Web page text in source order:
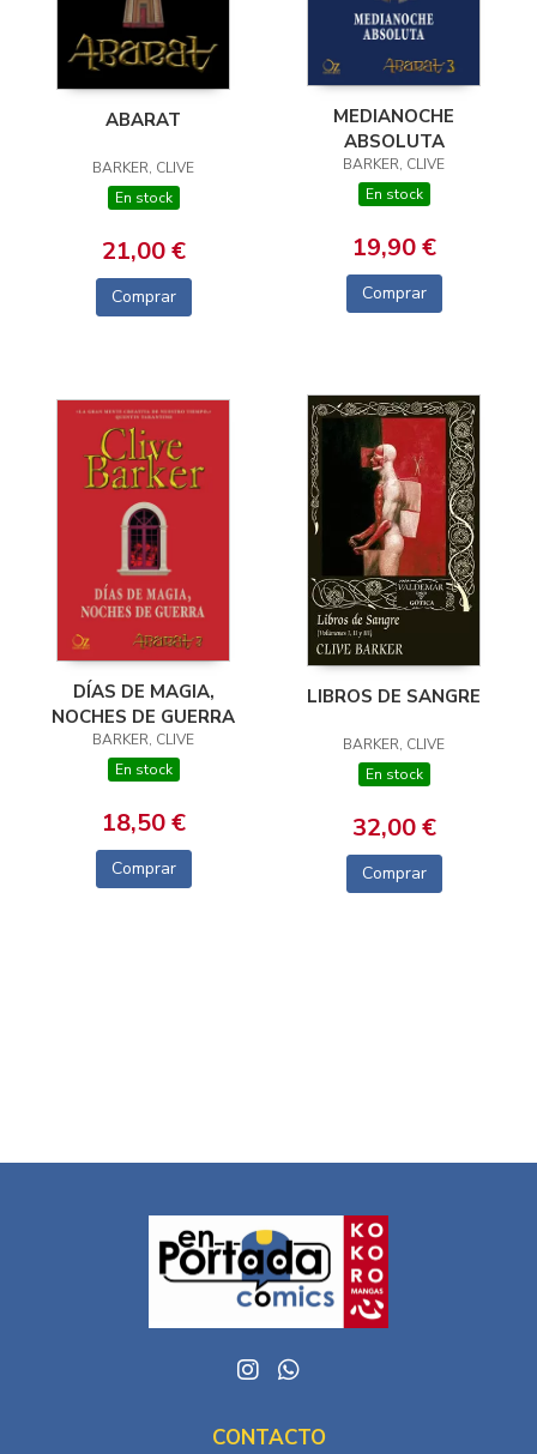
ABARAT
BARKER, CLIVE
En stock
21,00 €
Comprar
MEDIANOCHE
ABSOLUTA
BARKER, CLIVE
En stock
19,90 €
Comprar
DÍAS DE MAGIA,
NOCHES DE GUERRA
BARKER, CLIVE
En stock
18,50 €
Comprar
LIBROS DE SANGRE
BARKER, CLIVE
En stock
32,00 €
Comprar
CONTACTO